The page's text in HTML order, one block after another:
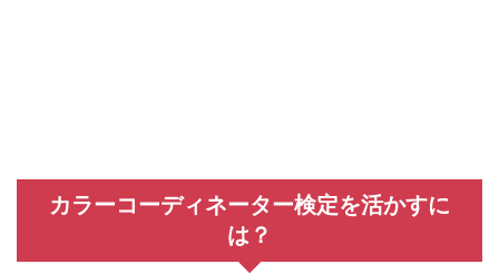
カラーコーディネーター検定を活かすに
は？